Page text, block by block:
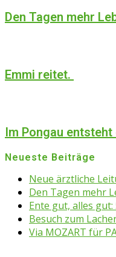
Den Tagen mehr
Emmi reitet.
Im Pongau
Neueste Beiträge
Neue ärztliche
Den Tagen mehr
Ente gut, alles
Besuch zum
Via MOZART für